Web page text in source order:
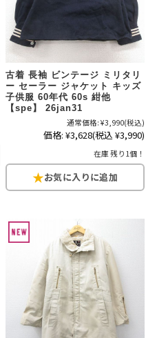
古着 長袖 ビンテージ ミリタリ
ー セーラー ジャケット キッズ
子供服 60年代 60s 紺他
【spe】 26jan31
通常価格: ¥3,990(税込)
価格: ¥3,628(税込 ¥3,990)
在庫 残り1個！